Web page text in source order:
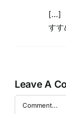
[…]
す
Leave A
Comment